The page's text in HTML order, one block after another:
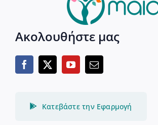
Ακολουθήστε μας
Κατεβάστε την Εφαρμογή